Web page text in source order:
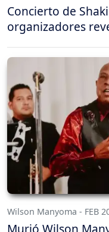
Concierto de
organizadores
Wilson Manyoma - FEB
Murió Wilson